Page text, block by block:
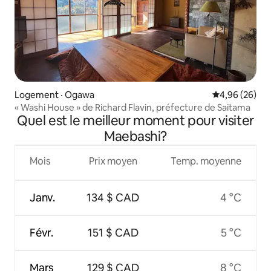
Logement · Ogawa Note
4,96 (26)
« Washi House » de Richard Flavin, préfecture de Saitama
Quel est le meilleur moment pour visiter
Maebashi?
Mois
Janv.
Févr.
Mars
Prix moyen
134 $ CAD
151 $ CAD
129 $ CAD
Temp. moyenne
4 °C
5 °C
8 °C